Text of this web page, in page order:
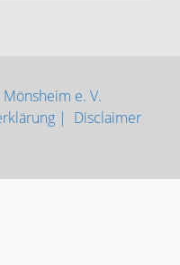
e. V.
| Disclaimer